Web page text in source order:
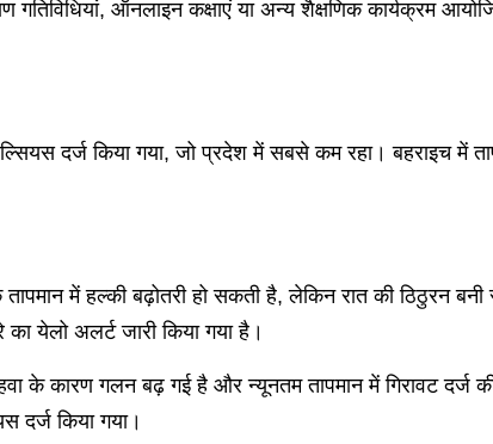
गतिविधियां, ऑनलाइन कक्षाएं या अन्य शैक्षणिक कार्यक्रम
दर्ज किया गया, जो प्रदेश में सबसे कम रहा। बहराइच में
में हल्की बढ़ोतरी हो सकती है, लेकिन रात की ठिठुरन
येलो अलर्ट जारी किया गया है।
के कारण गलन बढ़ गई है और न्यूनतम तापमान में गिरावट दर्ज
दर्ज किया गया।